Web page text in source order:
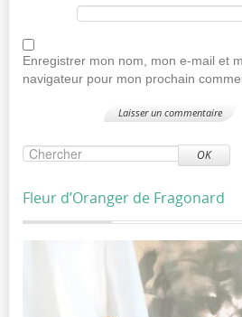
Enregistrer mon nom, mon e-mail et
navigateur pour mon prochain
OK
Fleur d’Oranger de Fragonard